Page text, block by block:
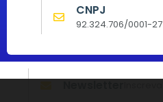
CNPJ
92.324.706/0001-27